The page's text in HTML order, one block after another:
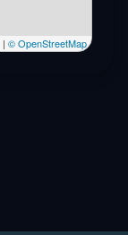
| © OpenStreetMap